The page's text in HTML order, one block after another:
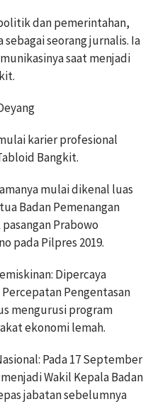
dan pemerintahan,
seorang jurnalis. Ia
saat menjadi
karier profesional
Bangkit.
mulai dikenal luas
Badan Pemenangan
Prabowo
pada Pilpres 2019.
Dipercaya
Pengentasan
mengurusi program
ekonomi lemah.
Pada 17 September
Wakil Kepala Badan
jabatan sebelumnya